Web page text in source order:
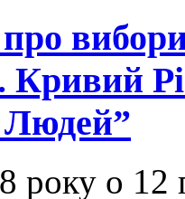
Людей”
року о 12